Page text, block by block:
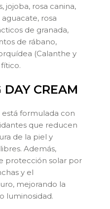
jojoba, rosa canina,
rosa
de granada,
de rábano,
(Calanthe y
DAY CREAM
está formulada con
que reducen
de la piel y
Además,
protección solar por
y el
mejorando la
luminosidad.